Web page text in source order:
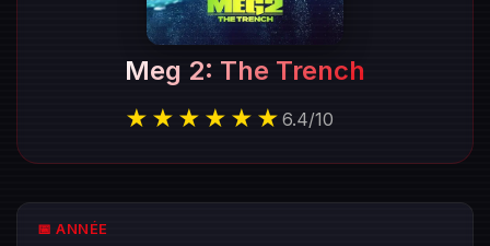
Meg 2: The Trench
★★★★★★ 6.4/10
📅 ANNÉE